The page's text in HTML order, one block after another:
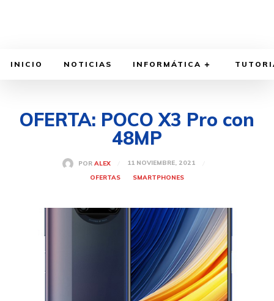
INICIO NOTICIAS INFORMÁTICA
OFERTA: POCO X3 Pro con
48MP
POR ALEX
11 NOVIEMBRE, 2021
OFERTAS
SMARTPHONES